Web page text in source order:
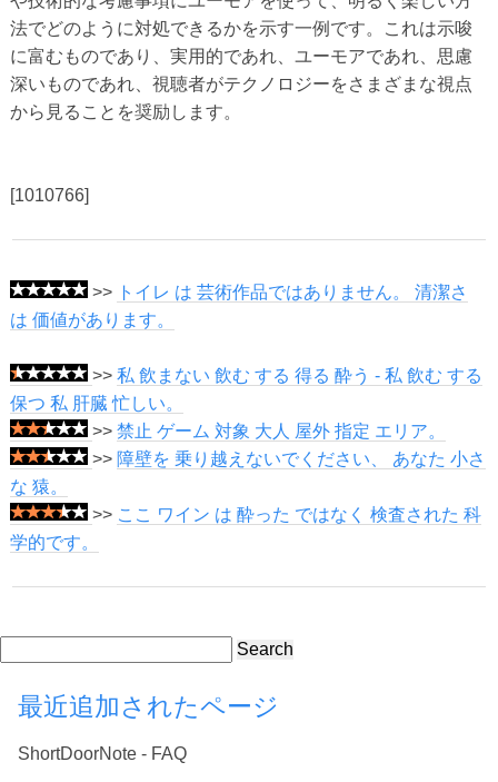
法でどのように対処できるかを示す一例です。これは示唆
に富むものであり、実用的であれ、ユーモアであれ、思慮
深いものであれ、視聴者がテクノロジーをさまざまな視点
から見ることを奨励します。
[1010766]
>> トイレ は 芸術作品ではありません。 清潔さ
は 価値があります。
>> 私 飲まない 飲む する 得る 酔う - 私 飲む する
保つ 私 肝臓 忙しい。
>> 禁止 ゲーム 対象 大人 屋外 指定 エリア。
>> 障壁を 乗り越えないでください、 あなた 小さ
な 猿。
>> ここ ワイン は 酔った ではなく 検査された 科
学的です。
Search
最近追加されたページ
ShortDoorNote - FAQ